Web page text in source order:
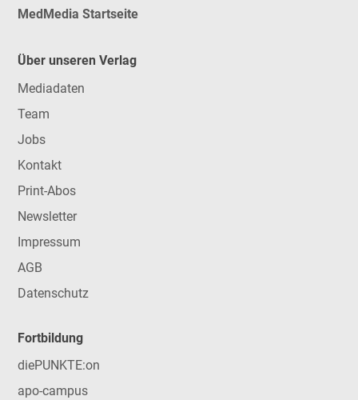
MedMedia Startseite
Über unseren Verlag
Mediadaten
Team
Jobs
Kontakt
Print-Abos
Newsletter
Impressum
AGB
Datenschutz
Fortbildung
diePUNKTE:on
apo-campus